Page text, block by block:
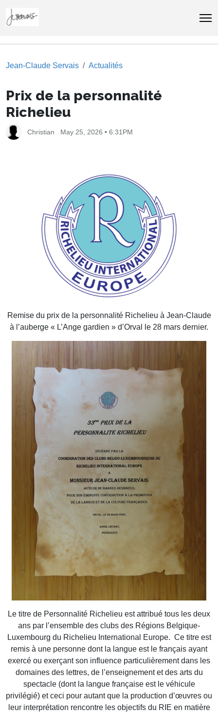
Jean-Claude Servais Actualités
Prix de la personnalité
Richelieu
Christian May 25, 2026 • 6:31PM
Remise du prix de la personnalité Richelieu à Jean-Claude
à l’auberge « L’Ange gardien » d’Orval le 28 mars dernier.
Le titre de Personnalité Richelieu est attribué tous les deux
ans par l’ensemble des clubs des Régions Belgique-
Luxembourg du Richelieu International Europe. Ce titre est
remis à une personne dont la langue est le français ayant
exercé ou exerçant son influence particulièrement dans les
domaines des lettres, de l’enseignement et des arts du
spectacle (dont la langue française est le véhicule
privilégié) et ceci pour autant que la production d’œuvres ou
leur interprétation rencontre les objectifs du RIE en matière